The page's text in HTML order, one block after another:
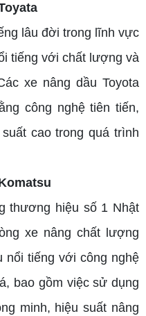
lâu đời trong lĩnh vực
tiếng với chất lượng và
xe nâng dầu Toyota
công nghệ tiên tiến,
cao trong quá trình
thương hiệu số 1 Nhật
xe nâng chất lượng
nổi tiếng với công nghệ
bao gồm việc sử dụng
minh, hiệu suất nâng